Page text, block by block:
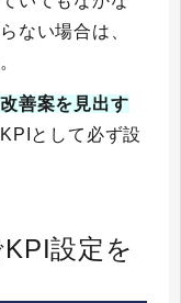
ない場合は、
善案を見出す
として必ず設
設定を